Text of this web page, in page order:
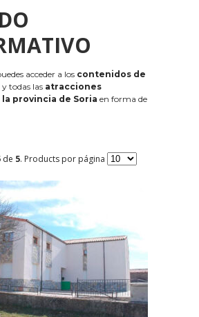
acceder a los contenidos de
y todas las atracciones
provincia de Soria en forma de
de 5. Products por página